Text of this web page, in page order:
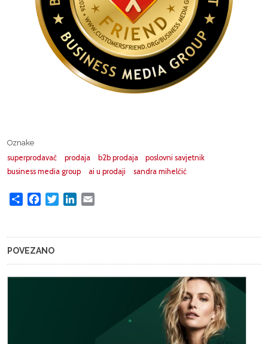
Oznake
superprodavač
prodaja b2b prodaja
poslovni savjetnik
business media group
ai u prodaji sandra mihelčić
Share FacebookTwitterLinkedIn
POVEZANO